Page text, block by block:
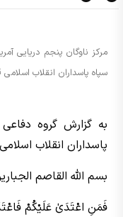
مرکز ناوگان پنجم دریایی
سپاه پاسداران انقلاب اسلامی
به گزارش گروه دفاعی
پاسداران انقلاب
بسم اللّه القاصم
فَمَنِ اعْتَدَىٰ عَلَيْكُمْ